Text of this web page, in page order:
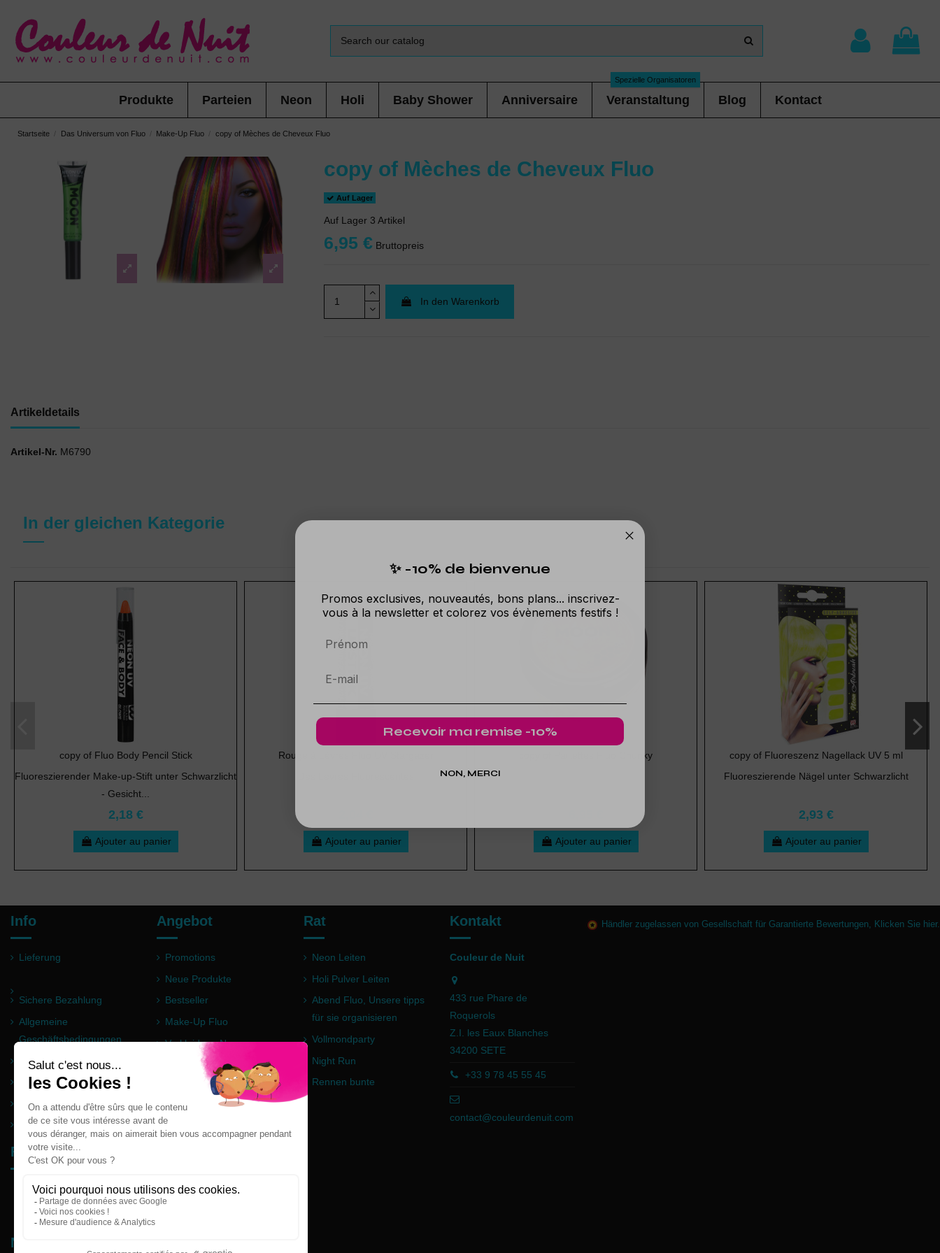
Produkte Parteien Neon Holi Baby Shower Anniversaire Veranstaltung
Spezielle Organisatoren
Blog Kontact
Startseite Das Universum von Fluo Make-Up Fluo copy of Mèches de Cheveux Fluo
copy of Mèches de Cheveux Fluo
Auf Lager
Auf Lager 3 Artikel
6,95 € Bruttopreis
In den Warenkorb
Artikeldetails
Artikel-Nr. M6790
In der gleichen Kategorie
copy of Fluo Body Pencil Stick
Fluoreszierender Make-up-Stift unter Schwarzlicht
- Gesicht...
2,18 €
Ajouter au panier
Rouge à Lèvres Fluo UV Stargazer
Ajouter au panier
copy of Paillettes Fluo Chunky
Ajouter au panier
copy of Fluoreszenz Nagellack UV 5 ml
Fluoreszierende Nägel unter Schwarzlicht
2,93 €
Ajouter au panier
Info
Lieferung
Sichere Bezahlung
Allgemeine
Geschäftsbedingungen
Impressum
Häufig gestellte Fragen
Partner
Seitenverzeichnis
Angebot
Promotions
Neue Produkte
Bestseller
Make-Up Fluo
Verkleidung Neon
Pulver Holi
Rat
Neon Leiten
Holi Pulver Leiten
Abend Fluo, Unsere tipps
für sie organisieren
Vollmondparty
Night Run
Rennen bunte
Kontakt
Couleur de Nuit
433 rue Phare de
Roquerols
Z.I. les Eaux Blanches
34200 SETE
+33 9 78 45 55 45
contact@couleurdenuit.com
Händler zugelassen von Gesellschaft für Garantierte Bewertungen, Klicken Sie hier.
Follow us
Newsletter
✨ -10% de bienvenue
Promos exclusives, nouveautés, bons plans... inscrivez-
vous à la newsletter et colorez vos évènements festifs !
Prénom
Recevoir ma remise -10%
NON, MERCI